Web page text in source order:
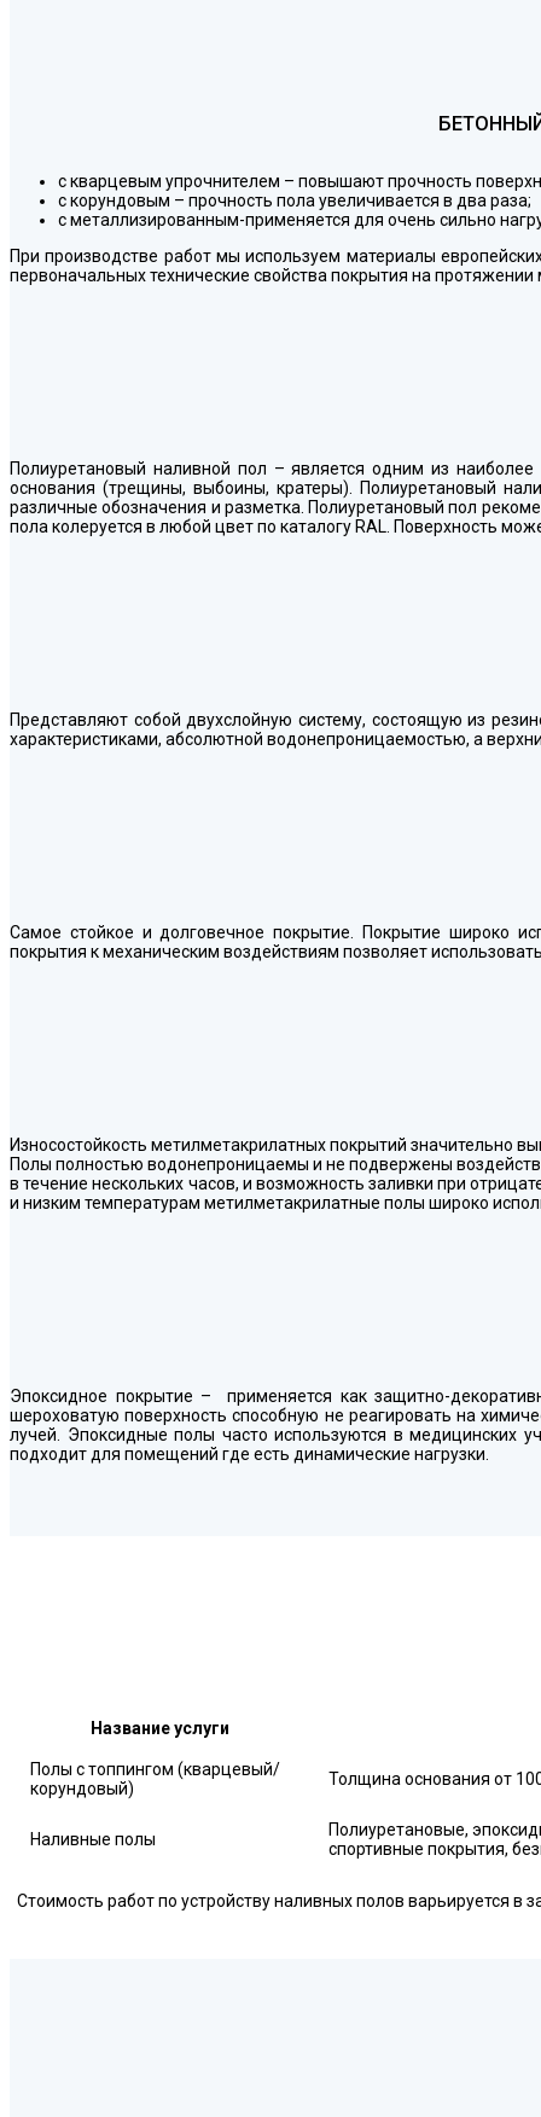
с кварцевым упрочнителем – повышают прочность
с корундовым – прочность пола увеличивается в два раза;
с металлизированным-применяется для очень сильно
При производстве работ мы используем материалы
первоначальных технические свойства покрытия на протяжении
Полиуретановый наливной пол – является одним из
основания (трещины, выбоины, кратеры). Полиуретановый
различные обозначения и разметка. Полиуретановый пол
пола колеруется в любой цвет по каталогу RAL. Поверхность
Представляют собой двухслойную систему, состоящую из
характеристиками, абсолютной водонепроницаемостью, а
Самое стойкое и долговечное покрытие. Покрытие широко
покрытия к механическим воздействиям позволяет
Износостойкость метилметакрилатных покрытий значительно
Полы полностью водонепроницаемы и не подвержены
в течение нескольких часов, и возможность заливки при
и низким температурам метилметакрилатные полы широко
Эпоксидное покрытие – применяется как защитно-
шероховатую поверхность способную не реагировать на
лучей. Эпоксидные полы часто используются в медицинских
подходит для помещений где есть динамические нагрузки.
Название услуги
Полы с топпингом (кварцевый/
корундовый)
Толщина основания от
Наливные полы
Полиуретановые,
спортивные покрытия,
Стоимость работ по устройству наливных полов варьируется